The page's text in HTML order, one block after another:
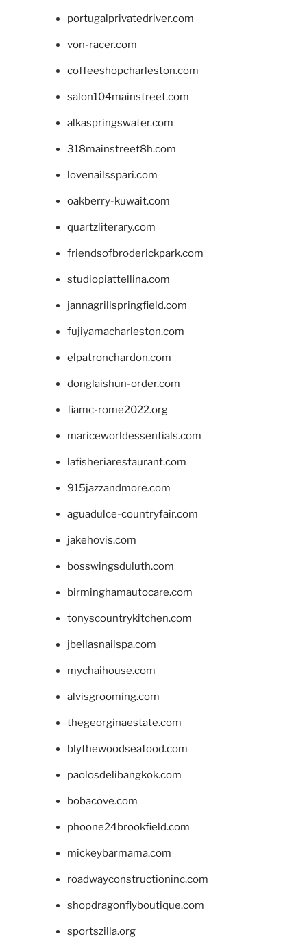
portugalprivatedriver.com
von-racer.com
coffeeshopcharleston.com
salon104mainstreet.com
alkaspringswater.com
318mainstreet8h.com
lovenailsspari.com
oakberry-kuwait.com
quartzliterary.com
friendsofbroderickpark.com
studiopiattellina.com
jannagrillspringfield.com
fujiyamacharleston.com
elpatronchardon.com
donglaishun-order.com
fiamc-rome2022.org
mariceworldessentials.com
lafisheriarestaurant.com
915jazzandmore.com
aguadulce-countryfair.com
jakehovis.com
bosswingsduluth.com
birminghamautocare.com
tonyscountrykitchen.com
jbellasnailspa.com
mychaihouse.com
alvisgrooming.com
thegeorginaestate.com
blythewoodseafood.com
paolosdelibangkok.com
bobacove.com
phoone24brookfield.com
mickeybarmama.com
roadwayconstructioninc.com
shopdragonflyboutique.com
sportszilla.org